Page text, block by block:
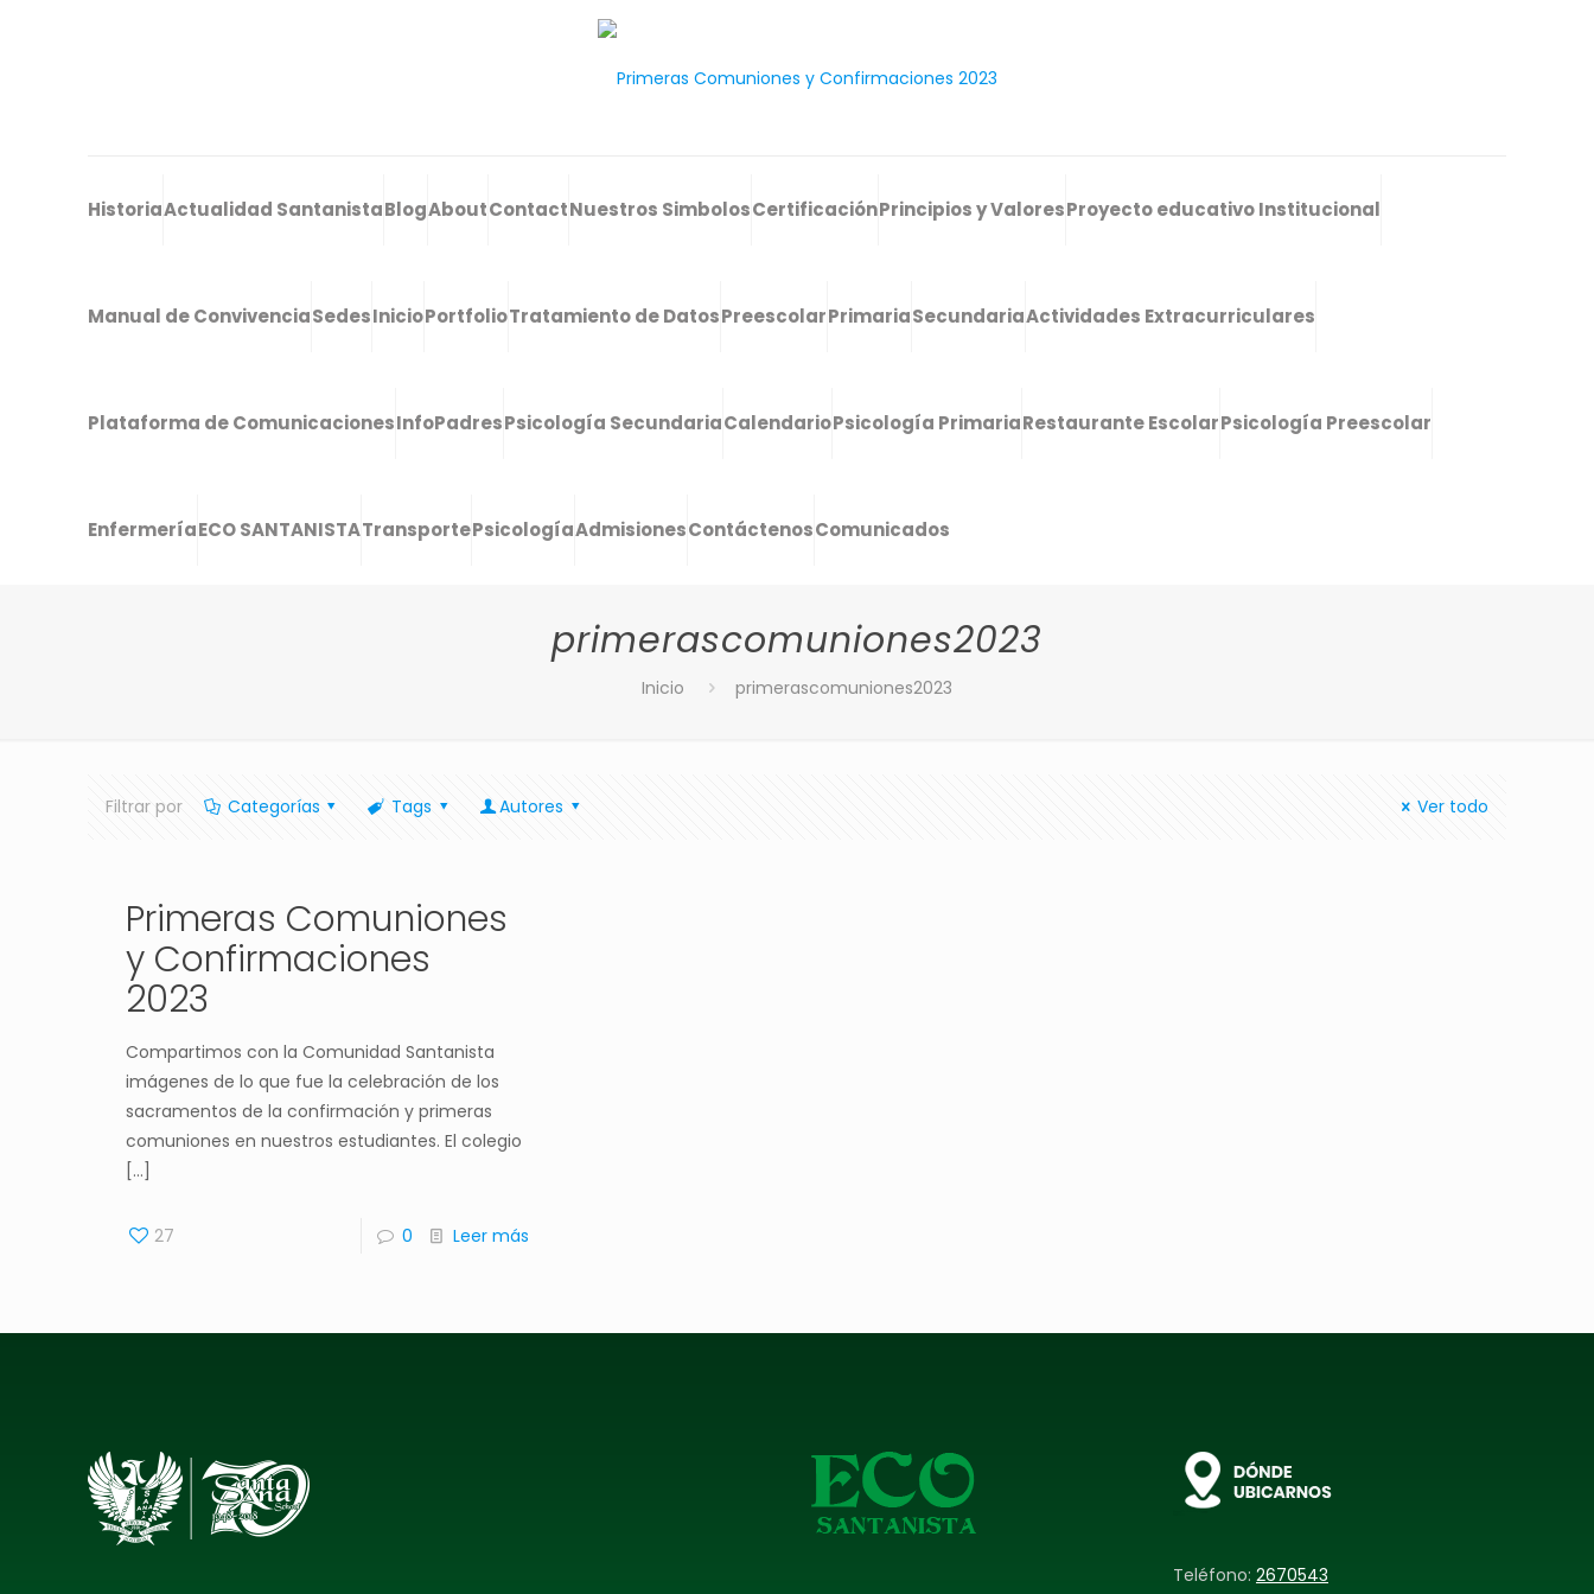
HistoriaActualidad SantanistaBlogAboutContactNuestros SimbolosCertificaciónPrincipios y ValoresProyecto educativo Institucional
Manual de ConvivenciaSedesInicioPortfolioTratamiento de DatosPreescolarPrimariaSecundariaActividades Extracurriculares
Plataforma de ComunicacionesInfoPadresPsicología SecundariaCalendarioPsicología PrimariaRestaurante EscolarPsicología Preescolar
EnfermeríaECO SANTANISTATransportePsicologíaAdmisionesContáctenosComunicados
primerascomuniones2023
Inicio primerascomuniones2023
Filtrar por Categorías Tags Autores Ver todo
Primeras Comuniones
y Confirmaciones
2023
Compartimos con la Comunidad Santanista
imágenes de lo que fue la celebración de los
sacramentos de la confirmación y primeras
comuniones en nuestros estudiantes. El colegio
[…]
27 0 Leer más
Teléfono: 2670543